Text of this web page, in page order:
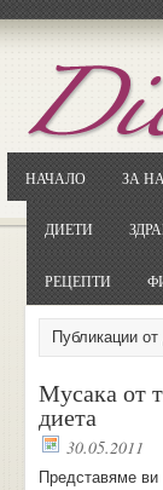
НАЧАЛО ЗА
ДИЕТИ
РЕЦЕПТИ
Публикации от
Мусака от
диета
30.05.2011
Представяме
Отворете
Кликнете
... и я